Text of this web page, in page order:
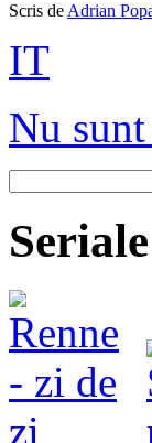
Scris de Adrian
IT
Nu
Seriale